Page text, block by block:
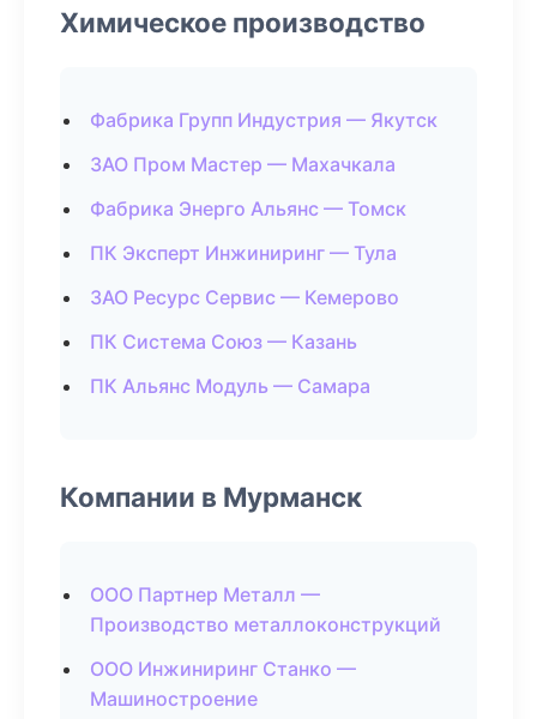
Химическое производство
Фабрика Групп Индустрия — Якутск
ЗАО Пром Мастер — Махачкала
Фабрика Энерго Альянс — Томск
ПК Эксперт Инжиниринг — Тула
ЗАО Ресурс Сервис — Кемерово
ПК Система Союз — Казань
ПК Альянс Модуль — Самара
Компании в Мурманск
ООО Партнер Металл —
Производство металлоконструкций
ООО Инжиниринг Станко —
Машиностроение